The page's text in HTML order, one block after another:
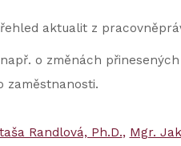
aktualit z
o změnách
zaměstnanosti.
Randlová, Ph.D.
Mgr.